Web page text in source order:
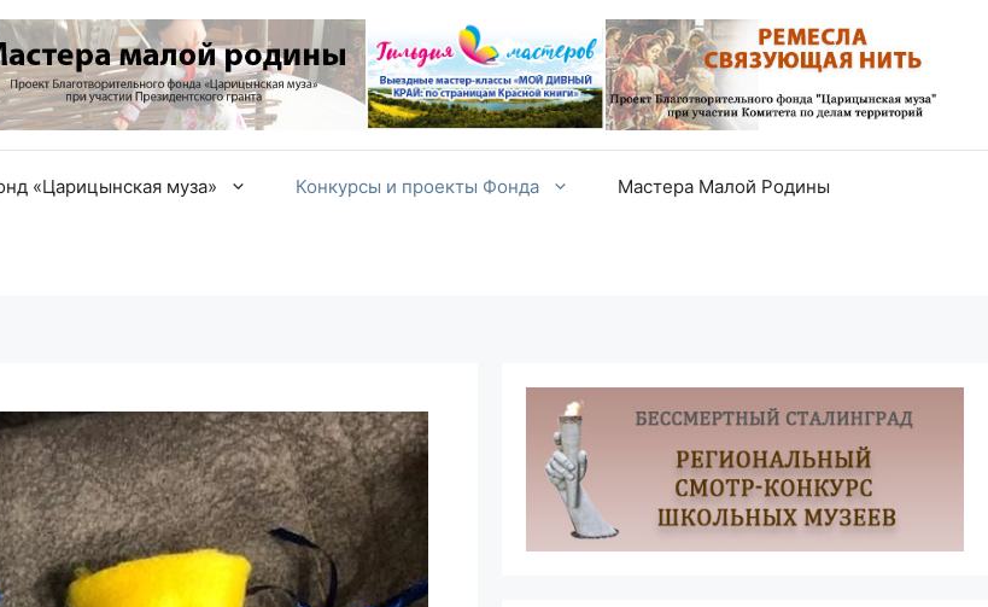
«Царицынская муза» Конкурсы и проекты Фонда Мастера Малой Родины